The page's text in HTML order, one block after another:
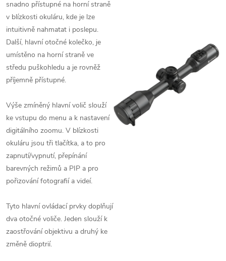
snadno přístupné na horní straně
v blízkosti okuláru, kde je lze
intuitivně nahmatat i poslepu.
Další, hlavní otočné kolečko, je
umístěno na horní straně ve
středu puškohledu a je rovněž
příjemně přístupné.
Výše zmíněný hlavní volič slouží
ke vstupu do menu a k nastavení
digitálního zoomu. V blízkosti
okuláru jsou tři tlačítka, a to pro
zapnutí/vypnutí, přepínání
barevných režimů a PIP a pro
pořizování fotografií a videí.
Tyto hlavní ovládací prvky doplňují
dva otočné voliče. Jeden slouží k
zaostřování objektivu a druhý ke
změně dioptrií.